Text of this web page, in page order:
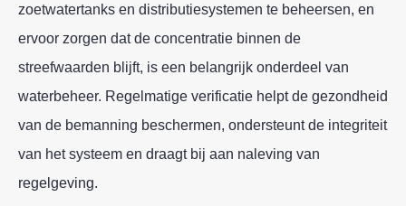
zoetwatertanks en distributiesystemen te beheersen, en
ervoor zorgen dat de concentratie binnen de
streefwaarden blijft, is een belangrijk onderdeel van
waterbeheer. Regelmatige verificatie helpt de gezondheid
van de bemanning beschermen, ondersteunt de integriteit
van het systeem en draagt bij aan naleving van
regelgeving.